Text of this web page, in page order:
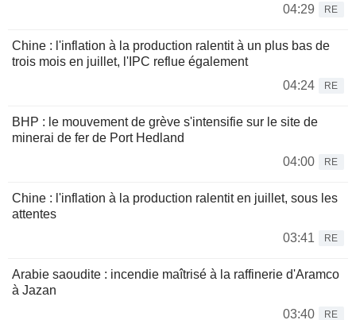
04:29
RE
Chine : l'inflation à la production ralentit à un plus bas de
trois mois en juillet, l'IPC reflue également
04:24
RE
BHP : le mouvement de grève s'intensifie sur le site de
minerai de fer de Port Hedland
04:00
RE
Chine : l'inflation à la production ralentit en juillet, sous les
attentes
03:41
RE
Arabie saoudite : incendie maîtrisé à la raffinerie d'Aramco
à Jazan
03:40
RE